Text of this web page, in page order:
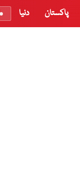
پاکستان دنیا